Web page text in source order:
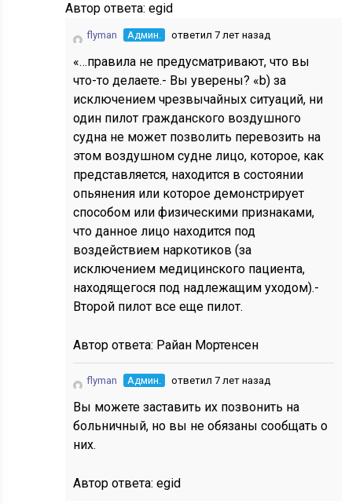
Автор ответа:egid
flyman Админ. ответил 7 лет назад
«…правила не предусматривают, что вы
что-то делаете.- Вы уверены? «b) за
исключением чрезвычайных ситуаций, ни
один пилот гражданского воздушного
судна не может позволить перевозить на
этом воздушном судне лицо, которое, как
представляется, находится в состоянии
опьянения или которое демонстрирует
способом или физическими признаками,
что данное лицо находится под
воздействием наркотиков (за
исключением медицинского пациента,
находящегося под надлежащим уходом).-
Второй пилот все еще пилот.
Автор ответа: Райан Мортенсен
flyman Админ. ответил 7 лет назад
Вы можете заставить их позвонить на
больничный, но вы не обязаны сообщать о
них.
Автор ответа:egid